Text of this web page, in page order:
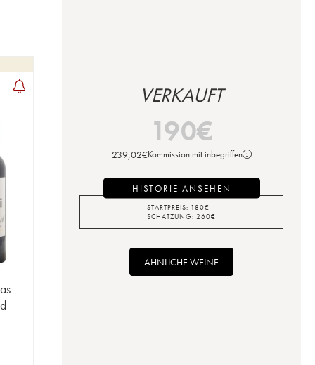
VERKAUFT
190€
239,02€Kommission mit inbegriffen
HISTORIE ANSEHEN
STARTPREIS: 180€
SCHÄTZUNG: 260€
ÄHNLICHE WEINE